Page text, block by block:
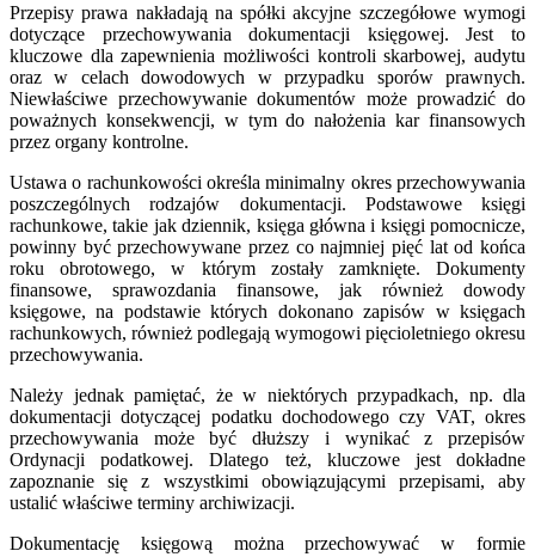
Przepisy prawa nakładają na spółki akcyjne szczegółowe wymogi
dotyczące przechowywania dokumentacji księgowej. Jest to
kluczowe dla zapewnienia możliwości kontroli skarbowej, audytu
oraz w celach dowodowych w przypadku sporów prawnych.
Niewłaściwe przechowywanie dokumentów może prowadzić do
poważnych konsekwencji, w tym do nałożenia kar finansowych
przez organy kontrolne.
Ustawa o rachunkowości określa minimalny okres przechowywania
poszczególnych rodzajów dokumentacji. Podstawowe księgi
rachunkowe, takie jak dziennik, księga główna i księgi pomocnicze,
powinny być przechowywane przez co najmniej pięć lat od końca
roku obrotowego, w którym zostały zamknięte. Dokumenty
finansowe, sprawozdania finansowe, jak również dowody
księgowe, na podstawie których dokonano zapisów w księgach
rachunkowych, również podlegają wymogowi pięcioletniego okresu
przechowywania.
Należy jednak pamiętać, że w niektórych przypadkach, np. dla
dokumentacji dotyczącej podatku dochodowego czy VAT, okres
przechowywania może być dłuższy i wynikać z przepisów
Ordynacji podatkowej. Dlatego też, kluczowe jest dokładne
zapoznanie się z wszystkimi obowiązującymi przepisami, aby
ustalić właściwe terminy archiwizacji.
Dokumentację księgową można przechowywać w formie